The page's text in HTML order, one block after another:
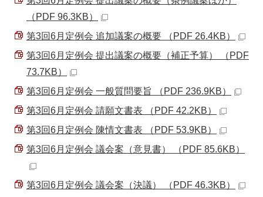
（PDF 96.3KB）
第3回6月定例会 追加議案の概要 （PDF 26.4KB）
第3回6月定例会 提出議案の概要（補正予算） （PDF
73.7KB）
第3回6月定例会 一般質問要旨 （PDF 236.9KB）
第3回6月定例会 請願文書表 （PDF 42.2KB）
第3回6月定例会 陳情文書表 （PDF 53.9KB）
第3回6月定例会 議会案（意見書） （PDF 85.6KB）
第3回6月定例会 議会案（決議） （PDF 46.3KB）